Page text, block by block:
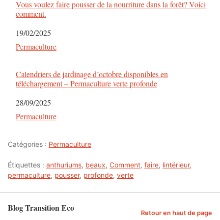
Vous voulez faire pousser de la nourriture dans la forêt? Voici
comment.
Date
19/02/2025
Par rapport à
Permaculture
Calendriers de jardinage d’octobre disponibles en
téléchargement – Permaculture verte profonde
Date
28/09/2025
Par rapport à
Permaculture
Catégories : Permaculture
Étiquettes : anthuriums, beaux, Comment, faire, lintérieur,
permaculture, pousser, profonde, verte
Blog Transition Eco Retour en haut de page